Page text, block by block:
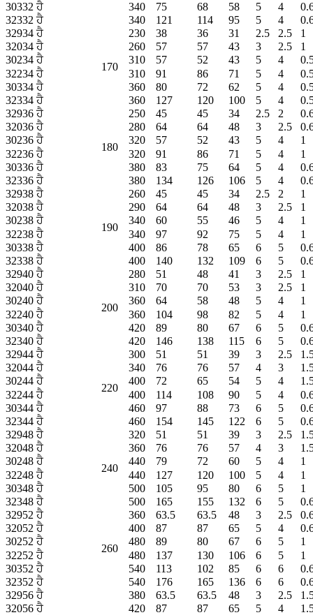
30332 ਹੈ
340 75 68 58 5 4
32332 ਹੈ
340 121 114 95 5 4
32934 ਹੈ
170
230 38 36 31 2.5 2.5
1
32034 ਹੈ
260 57 57 43 3 2.5
1
30234 ਹੈ
310 57 52 43 5 4
32234 ਹੈ
310 91 86 71 5 4
30334 ਹੈ
360 80 72 62 5 4
32334 ਹੈ
360 127 120 100 5 4
32936 ਹੈ
180
250 45 45 34 2.5 2
32036 ਹੈ
280 64 64 48 3 2.5
30236 ਹੈ
320 57 52 43 5 4
1
32236 ਹੈ
320 91 86 71 5 4
1
30336 ਹੈ
380 83 75 64 5 4
32336 ਹੈ
380 134 126 106 5 4
32938 ਹੈ
190
260 45 45 34 2.5 2
1
32038 ਹੈ
290 64 64 48 3 2.5
1
30238 ਹੈ
340 60 55 46 5 4
1
32238 ਹੈ
340 97 92 75 5 4
1
30338 ਹੈ
400 86 78 65 6 5
32338 ਹੈ
400 140 132 109 6 5
32940 ਹੈ
200
280 51 48 41 3 2.5
1
32040 ਹੈ
310 70 70 53 3 2.5
1
30240 ਹੈ
360 64 58 48 5 4
1
32240 ਹੈ
360 104 98 82 5 4
1
30340 ਹੈ
420 89 80 67 6 5
32340 ਹੈ
420 146 138 115 6 5
32944 ਹੈ
220
300 51 51 39 3 2.5
32044 ਹੈ
340 76 76 57 4 3
30244 ਹੈ
400 72 65 54 5 4
32244 ਹੈ
400 114 108 90 5 4
30344 ਹੈ
460 97 88 73 6 5
32344 ਹੈ
460 154 145 122 6 5
32948 ਹੈ
240
320 51 51 39 3 2.5
32048 ਹੈ
360 76 76 57 4 3
30248 ਹੈ
440 79 72 60 5 4
1
32248 ਹੈ
440 127 120 100 5 4
1
30348 ਹੈ
500 105 95 80 6 5
1
32348 ਹੈ
500 165 155 132 6 5
32952 ਹੈ
260
360 63.5 63.5 48 3 2.5
32052 ਹੈ
400 87 87 65 5 4
30252 ਹੈ
480 89 80 67 6 5
1
32252 ਹੈ
480 137 130 106 6 5
1
30352 ਹੈ
540 113 102 85 6 6
32352 ਹੈ
540 176 165 136 6 6
32956 ਹੈ
380 63.5 63.5 48 3 2.5
32056 ਹੈ
420 87 87 65 5 4